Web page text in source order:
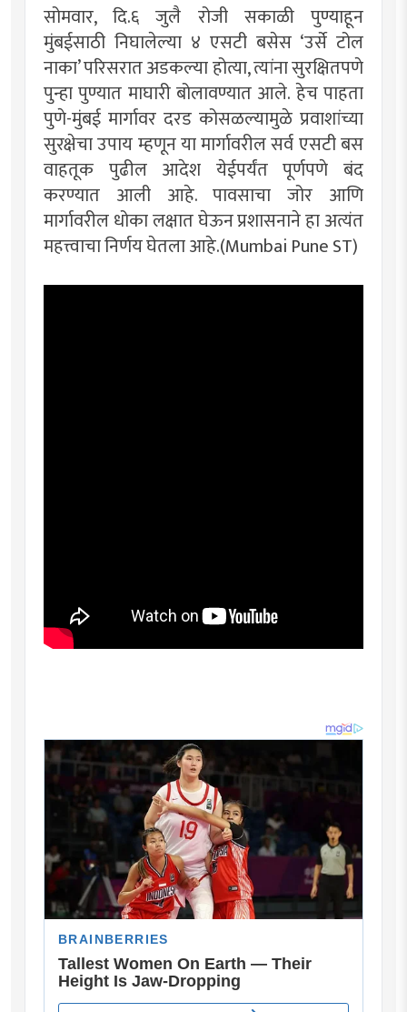
सोमवार, दि.६ जुलै रोजी सकाळी पुण्याहून
मुंबईसाठी निघालेल्या ४ एसटी बसेस ‘उर्से टोल
नाका’ परिसरात अडकल्या होत्या, त्यांना सुरक्षितपणे
पुन्हा पुण्यात माघारी बोलावण्यात आले. हेच पाहता
पुणे-मुंबई मार्गावर दरड कोसळल्यामुळे प्रवाशांच्या
सुरक्षेचा उपाय म्हणून या मार्गावरील सर्व एसटी बस
वाहतूक पुढील आदेश येईपर्यंत पूर्णपणे बंद
करण्यात आली आहे. पावसाचा जोर आणि
मार्गावरील धोका लक्षात घेऊन प्रशासनाने हा अत्यंत
महत्त्वाचा निर्णय घेतला आहे.(Mumbai Pune ST)